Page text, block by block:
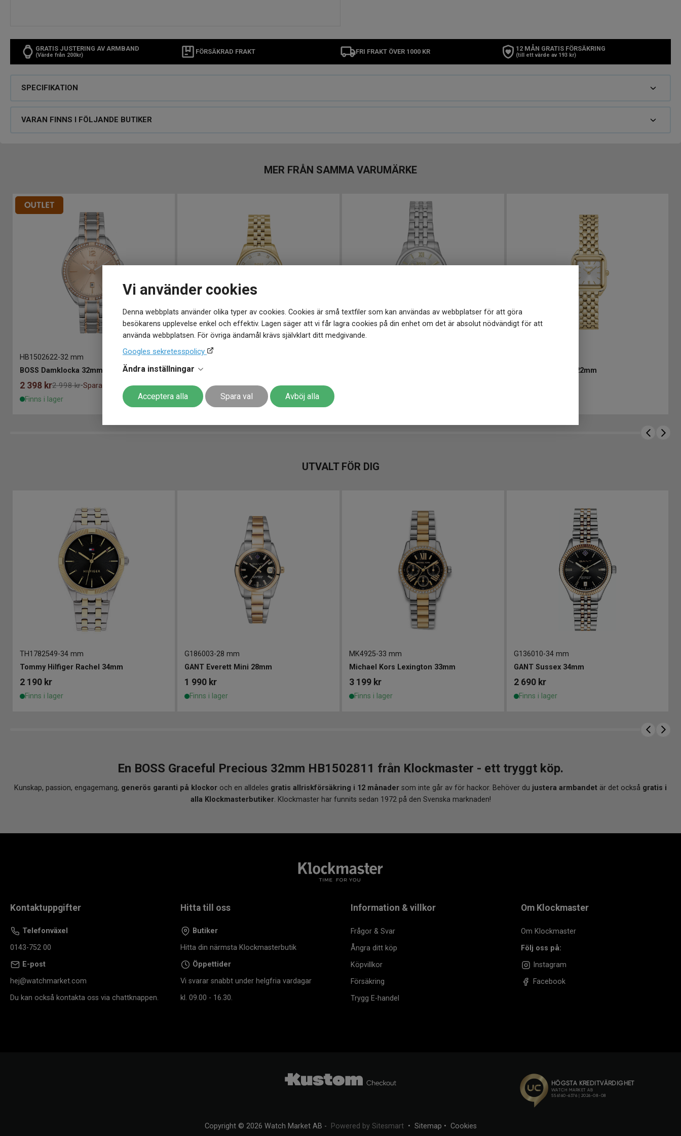
Vi använder cookies
Denna webbplats använder olika typer av cookies. Cookies är små textfiler som kan användas av webbplatser för att göra
besökarens upplevelse enkel och effektiv. Lagen säger att vi får lagra cookies på din enhet om det är absolut nödvändigt för att
använda webbplatsen. För övriga ändamål krävs självklart ditt medgivande.
Googles sekretesspolicy
Ändra inställningar
Acceptera alla Spara val Avböj alla
GRATIS JUSTERING AV ARMBAND
(Värde från 200kr) FÖRSÄKRAD FRAKT FRI FRAKT ÖVER 1000 KR 12 MÅN GRATIS FÖRSÄKRING
(till ett värde av 193 kr)
SPECIFIKATION
VARAN FINNS I FÖLJANDE BUTIKER
MER FRÅN SAMMA VARUMÄRKE
HB1502622-32 mm
BOSS Damklocka 32mm
2 398 kr2 998 kr-Spara 600 kr
Finns i lager
HB1502810
BOSS Graceful Precious 32mm
3 290 kr
Finns i lager
BOSS Mae Petite 22mm
UTVALT FÖR DIG
TH1782549-34 mm
Tommy Hilfiger Rachel 34mm
2 190 kr
Finns i lager
G186003-28 mm
GANT Everett Mini 28mm
1 990 kr
Finns i lager
MK4925-33 mm
Michael Kors Lexington 33mm
3 199 kr
Finns i lager
G136010-34 mm
GANT Sussex 34mm
2 690 kr
Finns i lager
En BOSS Graceful Precious 32mm HB1502811 från Klockmaster - ett tryggt köp.
Kunskap, passion, engagemang, generös garanti på klockor och en alldeles gratis allriskförsäkring i 12 månader som inte går av för hackor. Behöver du justera armbandet är det också gratis i
alla Klockmasterbutiker. Klockmaster har funnits sedan 1972 på den Svenska marknaden!
Kontaktuppgifter
Telefonväxel
0143-752 00
E-post
hej@watchmarket.com
Du kan också kontakta oss via chattknappen.
Hitta till oss
Butiker
Hitta din närmsta Klockmasterbutik
Öppettider
Vi svarar snabbt under helgfria vardagar
kl. 09.00 - 16.30.
Information & villkor
Frågor & Svar
Ångra ditt köp
Köpvillkor
Försäkring
Trygg E-handel
Om Klockmaster
Om Klockmaster
Följ oss på:
Instagram
Facebook
Copyright © 2026 Watch Market AB - Powered by Sitesmart• Sitemap • Cookies